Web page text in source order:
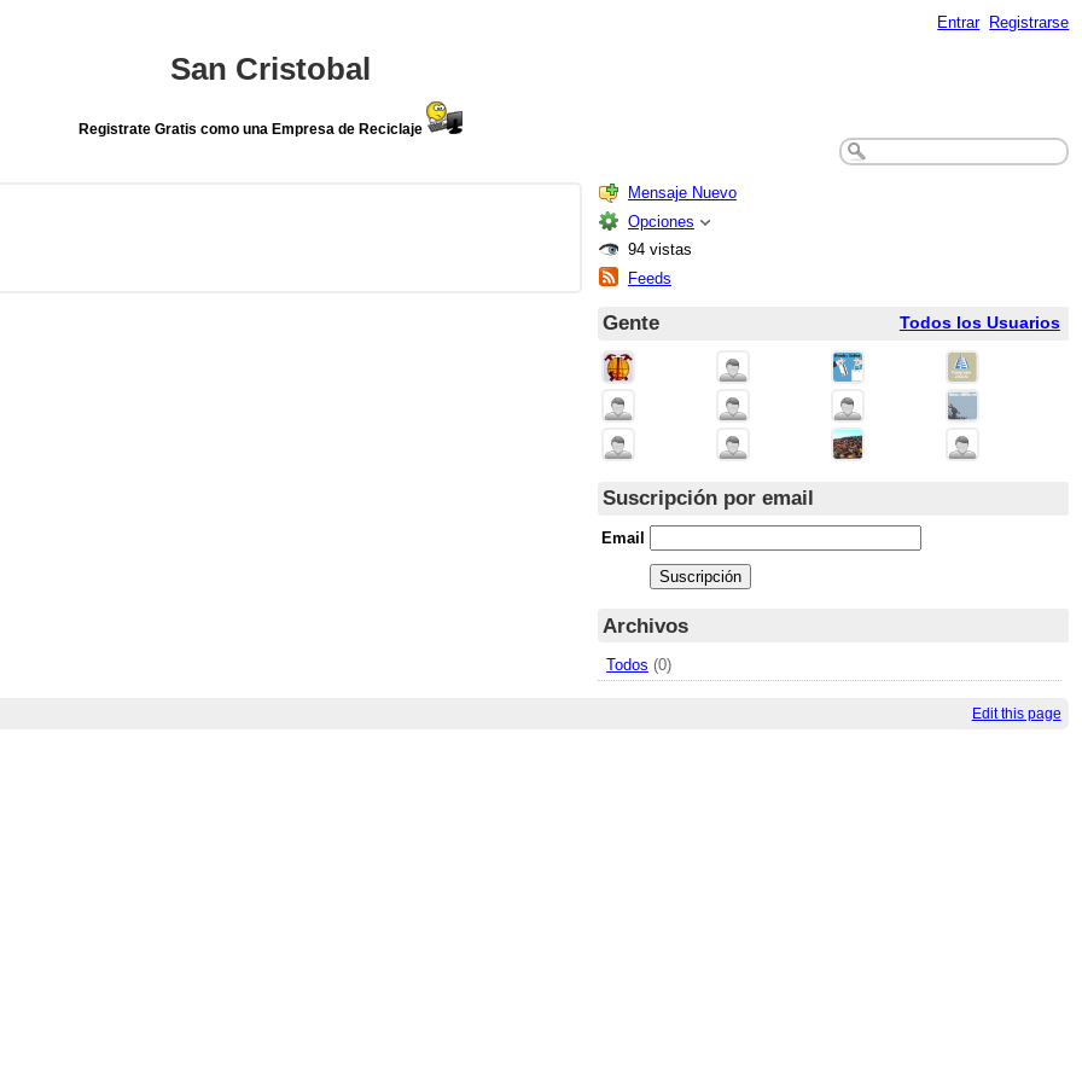
Entrar Registrarse
San Cristobal
Registrate Gratis como una Empresa de Reciclaje
Mensaje Nuevo
Opciones
94 vistas
Feeds
Todos los Usuarios
Gente
Suscripción por email
Email
Archivos
Todos (0)
Edit this page